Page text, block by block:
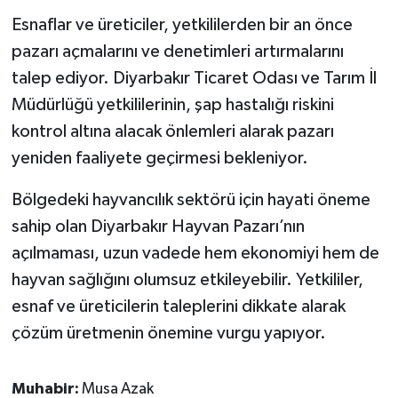
Esnaflar ve üreticiler, yetkililerden bir an önce
pazarı açmalarını ve denetimleri artırmalarını
talep ediyor. Diyarbakır Ticaret Odası ve Tarım İl
Müdürlüğü yetkililerinin, şap hastalığı riskini
kontrol altına alacak önlemleri alarak pazarı
yeniden faaliyete geçirmesi bekleniyor.
Bölgedeki hayvancılık sektörü için hayati öneme
sahip olan Diyarbakır Hayvan Pazarı’nın
açılmaması, uzun vadede hem ekonomiyi hem de
hayvan sağlığını olumsuz etkileyebilir. Yetkililer,
esnaf ve üreticilerin taleplerini dikkate alarak
çözüm üretmenin önemine vurgu yapıyor.
Muhabir: Musa Azak